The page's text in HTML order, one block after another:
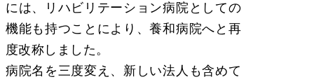
には、リハビリテーション病院としての
機能も持つことにより、養和病院へと再
度改称しました。
病院名を三度変え、新しい法人も含めて